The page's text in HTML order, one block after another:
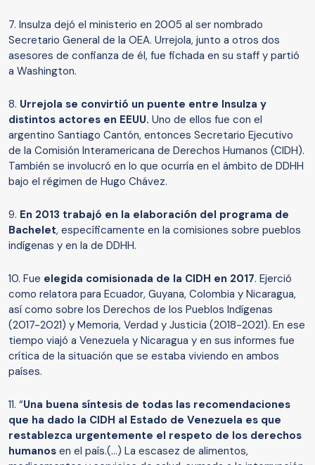
7. Insulza dejó el ministerio en 2005 al ser nombrado
Secretario General de la OEA. Urrejola, junto a otros dos
asesores de confianza de él, fue fichada en su staff y partió
a Washington.
8. Urrejola se convirtió un puente entre Insulza y
distintos actores en EEUU. Uno de ellos fue con el
argentino Santiago Cantón, entonces Secretario Ejecutivo
de la Comisión Interamericana de Derechos Humanos (CIDH).
También se involucró en lo que ocurría en el ámbito de DDHH
bajo el régimen de Hugo Chávez.
9. En 2013 trabajó en la elaboración del programa de
Bachelet, específicamente en la comisiones sobre pueblos
indígenas y en la de DDHH.
10. Fue elegida comisionada de la CIDH en 2017. Ejerció
como relatora para Ecuador, Guyana, Colombia y Nicaragua,
así como sobre los Derechos de los Pueblos Indígenas
(2017-2021) y Memoria, Verdad y Justicia (2018-2021). En ese
tiempo viajó a Venezuela y Nicaragua y en sus informes fue
crítica de la situación que se estaba viviendo en ambos
países.
11. “Una buena síntesis de todas las recomendaciones
que ha dado la CIDH al Estado de Venezuela es que
restablezca urgentemente el respeto de los derechos
humanos en el país.(…) La escasez de alimentos,